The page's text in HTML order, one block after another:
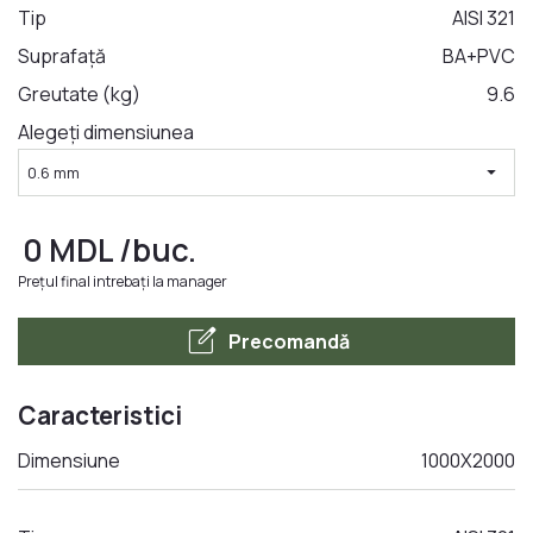
LA COMANDA
Tip
AISI 321
Suprafață
BA+PVC
Greutate (kg)
9.6
Alegeți dimensiunea
0.6 mm arrow_drop_down
0 MDL/buc.
Prețul final intrebați la manager
edit_square Precomandă
Caracteristici
Dimensiune 1000X2000